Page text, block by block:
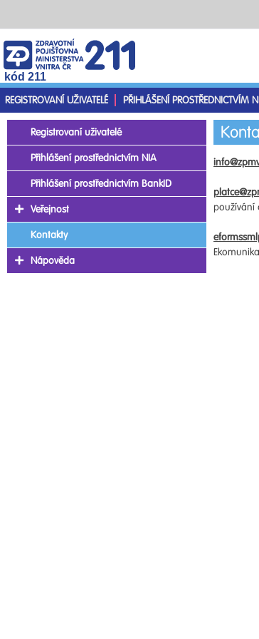
kód 211
REGISTROVANÍ UŽIVATELÉ
PŘIHLÁŠENÍ PROSTŘEDNICTVÍM
používání
Registrovaní uživatelé
Přihlášení prostřednictvím NIA
Přihlášení prostřednictvím BankID
Veřejnost
Kontakty
Nápověda